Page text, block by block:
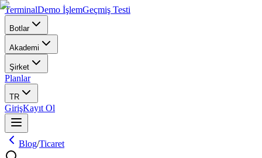
TerminalDemo İşlemGeçmiş Testi
Botlar
Akademi
Şirket
Planlar
TR
GirişKayıt Ol
Blog/Ticaret